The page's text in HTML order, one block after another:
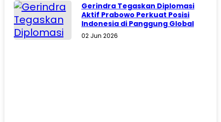
Gerindra Tegaskan Diplomasi
Aktif Prabowo Perkuat Posisi
Indonesia di Panggung Global
02 Jun 2026